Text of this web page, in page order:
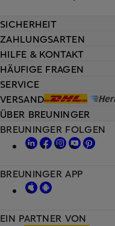
HILFE & KONTAKT
HÄUFIGE FRAGEN
SERVICE
VERSAND
SICHERHEIT
ZAHLUNGSARTEN
ÜBER BREUNINGER
EIN PARTNER VON
BREUNINGER FOLGEN
BREUNINGER APP